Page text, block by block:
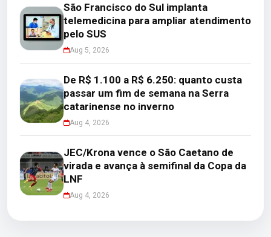
São Francisco do Sul implanta
telemedicina para ampliar atendimento
pelo SUS
Aug 5, 2026
De R$ 1.100 a R$ 6.250: quanto custa
passar um fim de semana na Serra
catarinense no inverno
Aug 4, 2026
JEC/Krona vence o São Caetano de
virada e avança à semifinal da Copa da
LNF
Aug 4, 2026